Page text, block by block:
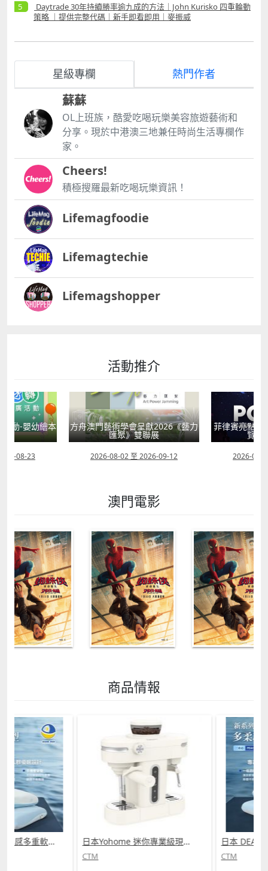
Daytrade 30年持續勝率逾九成的方法｜John Kurisko 四重輪動
策略 ｜提供完整代碼｜新手即看即用｜麥振威
星級專欄 熱門作者
蘇蘇
OL上班族，酷愛吃喝玩樂美容旅遊藝術和
分享。現於中港澳三地兼任時尚生活專欄作
家。
Cheers!
積極搜羅最新吃喝玩樂資訊！
Lifemagfoodie
Lifemagtechie
Lifemagshopper
活動推介
動-嬰幼繪本
08-23
方舟澳門藝術學會呈獻2026《藝力
匯聚》雙聯展
2026-08-02 至 2026-09-12
菲律賓亮點文
覽會
2026-07-
澳門電影
商品情報
日本 DEAR.MIN 雲感多重軟芯柔托緩壓Peace柔眠枕 (需訂貨) 日本Yohome 迷你專業級現磨鮮萃奶泡3合1半自動家庭意式咖啡機 (需訂貨)
CTM CTM